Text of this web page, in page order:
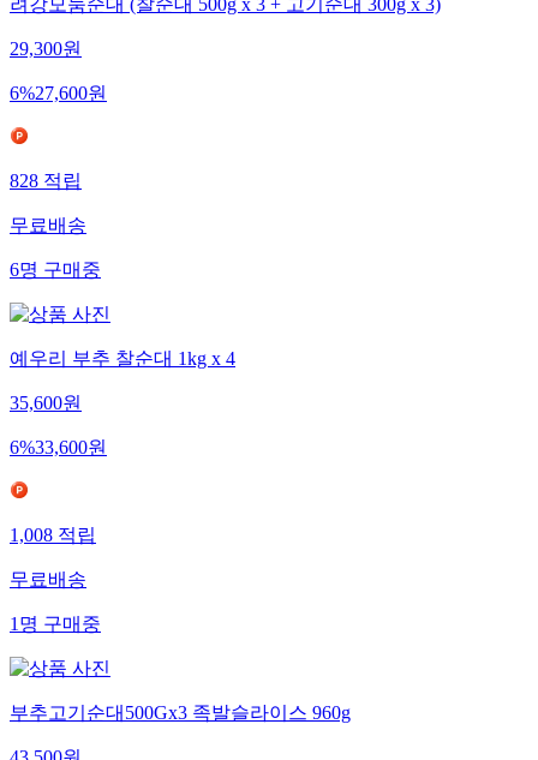
려강모둠순대 (찰순대 500g x 3 + 고기순대 300g x 3)
29,300원
6%27,600원
828적립
무료배송
6명구매중
예우리 부추 찰순대 1kg x 4
35,600원
6%33,600원
1,008적립
무료배송
1명구매중
부추고기순대500Gx3 족발슬라이스 960g